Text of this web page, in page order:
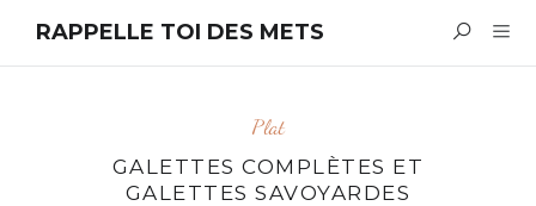
RAPPELLE TOI DES METS
Plat
GALETTES COMPLÈTES ET
GALETTES SAVOYARDES